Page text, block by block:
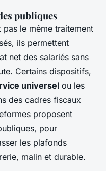
publiques
pas le même traitement
ils permettent
net des salariés sans
Certains dispositifs,
universel ou les
des cadres fiscaux
proposent
pour
les plafonds
malin et durable.